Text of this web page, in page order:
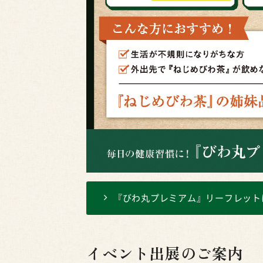
『びわ丸プレミアム』リーフレッ
イベント出展のご案内